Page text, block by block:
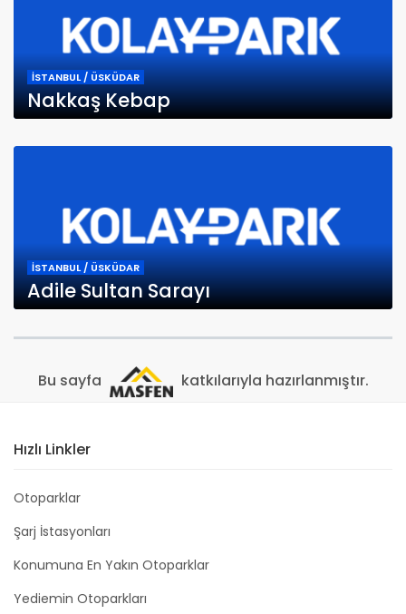
İSTANBUL / ÜSKÜDAR
Nakkaş Kebap
İSTANBUL / ÜSKÜDAR
Adile Sultan Sarayı
Bu sayfa katkılarıyla hazırlanmıştır.
Hızlı Linkler
Otoparklar
Şarj İstasyonları
Konumuna En Yakın Otoparklar
Yediemin Otoparkları